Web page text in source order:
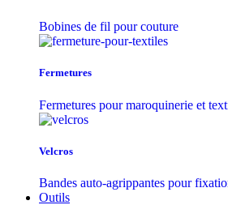
Bobines de fil pour couture
Fermetures
Fermetures pour maroquinerie et
Velcros
Bandes auto-agrippantes pour
Outils